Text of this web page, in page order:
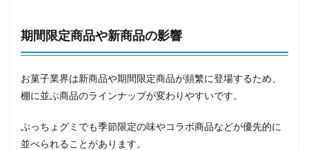
期間限定商品や新商品の影響
お菓子業界は新商品や期間限定商品が頻繁に登場するため、
棚に並ぶ商品のラインナップが変わりやすいです。
ぷっちょグミでも季節限定の味やコラボ商品などが優先的に
並べられることがあります。